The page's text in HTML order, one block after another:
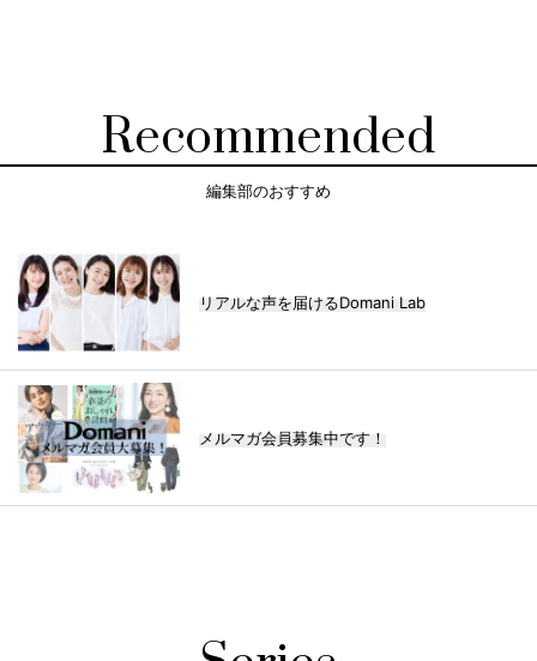
Recommended
編集部のおすすめ
リアルな声を届けるDomani Lab
メルマガ会員募集中です！